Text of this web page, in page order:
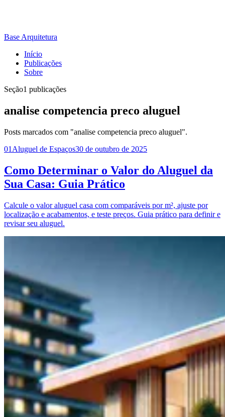
Base Arquitetura
Início
Publicações
Sobre
Seção1 publicações
analise competencia preco aluguel
Posts marcados com "analise competencia preco aluguel".
01 Aluguel de Espaços30 de outubro de 2025
Como Determinar o Valor do Aluguel da
Sua Casa: Guia Prático
Calcule o valor aluguel casa com comparáveis por m², ajuste por
localização e acabamentos, e teste preços. Guia prático para definir e
revisar seu aluguel.